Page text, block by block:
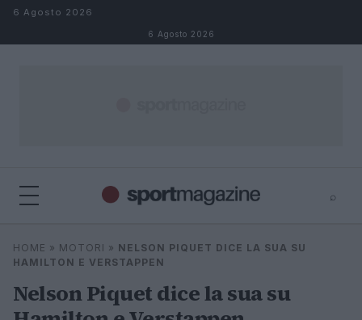
Salta al contenuto
6 Agosto 2026
6 Agosto 2026
⌕
Cerca
HOME » MOTORI » NELSON PIQUET DICE LA SUA SU
HAMILTON E VERSTAPPEN
Nelson Piquet dice la sua su